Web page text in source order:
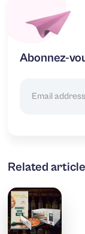
Abonnez-
Related